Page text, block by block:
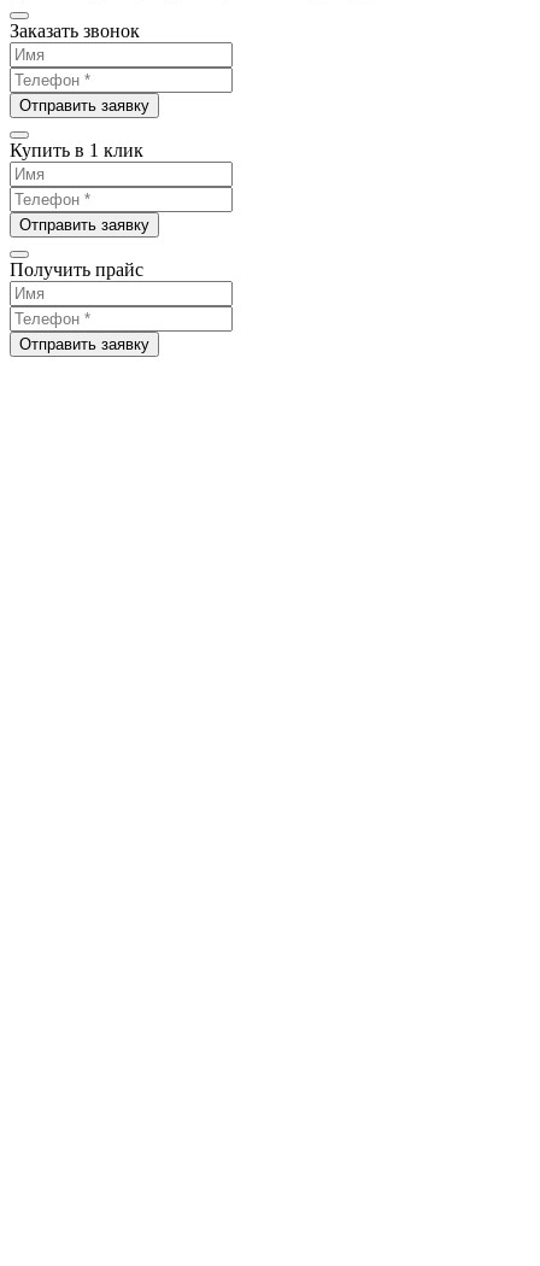
Заказать звонок
Отправить заявку
Купить в 1 клик
Отправить заявку
Получить прайс
Отправить заявку